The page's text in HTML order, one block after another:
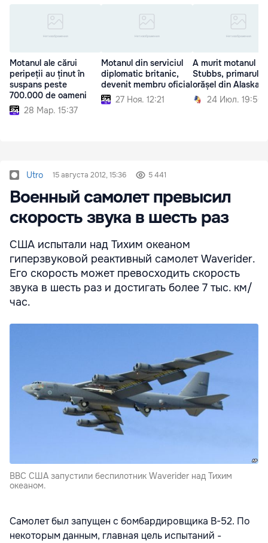
Motanul ale cărui
peripeții au ținut în
suspans peste
700.000 de oameni
28 Мар. 15:37
Motanul din serviciul
diplomatic britanic,
devenit membru oficial
27 Ноя. 12:21
A murit motanul
Stubbs, primarul
orășel din Alaska
24 Июл. 19:50
Utro 15 августа 2012, 15:36 5 441
Военный самолет превысил
скорость звука в шесть раз
США испытали над Тихим океаном
гиперзвуковой реактивный самолет Waverider.
Его скорость может превосходить скорость
звука в шесть раз и достигать более 7 тыс. км/
час.
ВВС США запустили беспилотник Waverider над Тихим
океаном.
Самолет был запущен с бомбардировщика B-52. По
некоторым данным, главная цель испытаний -